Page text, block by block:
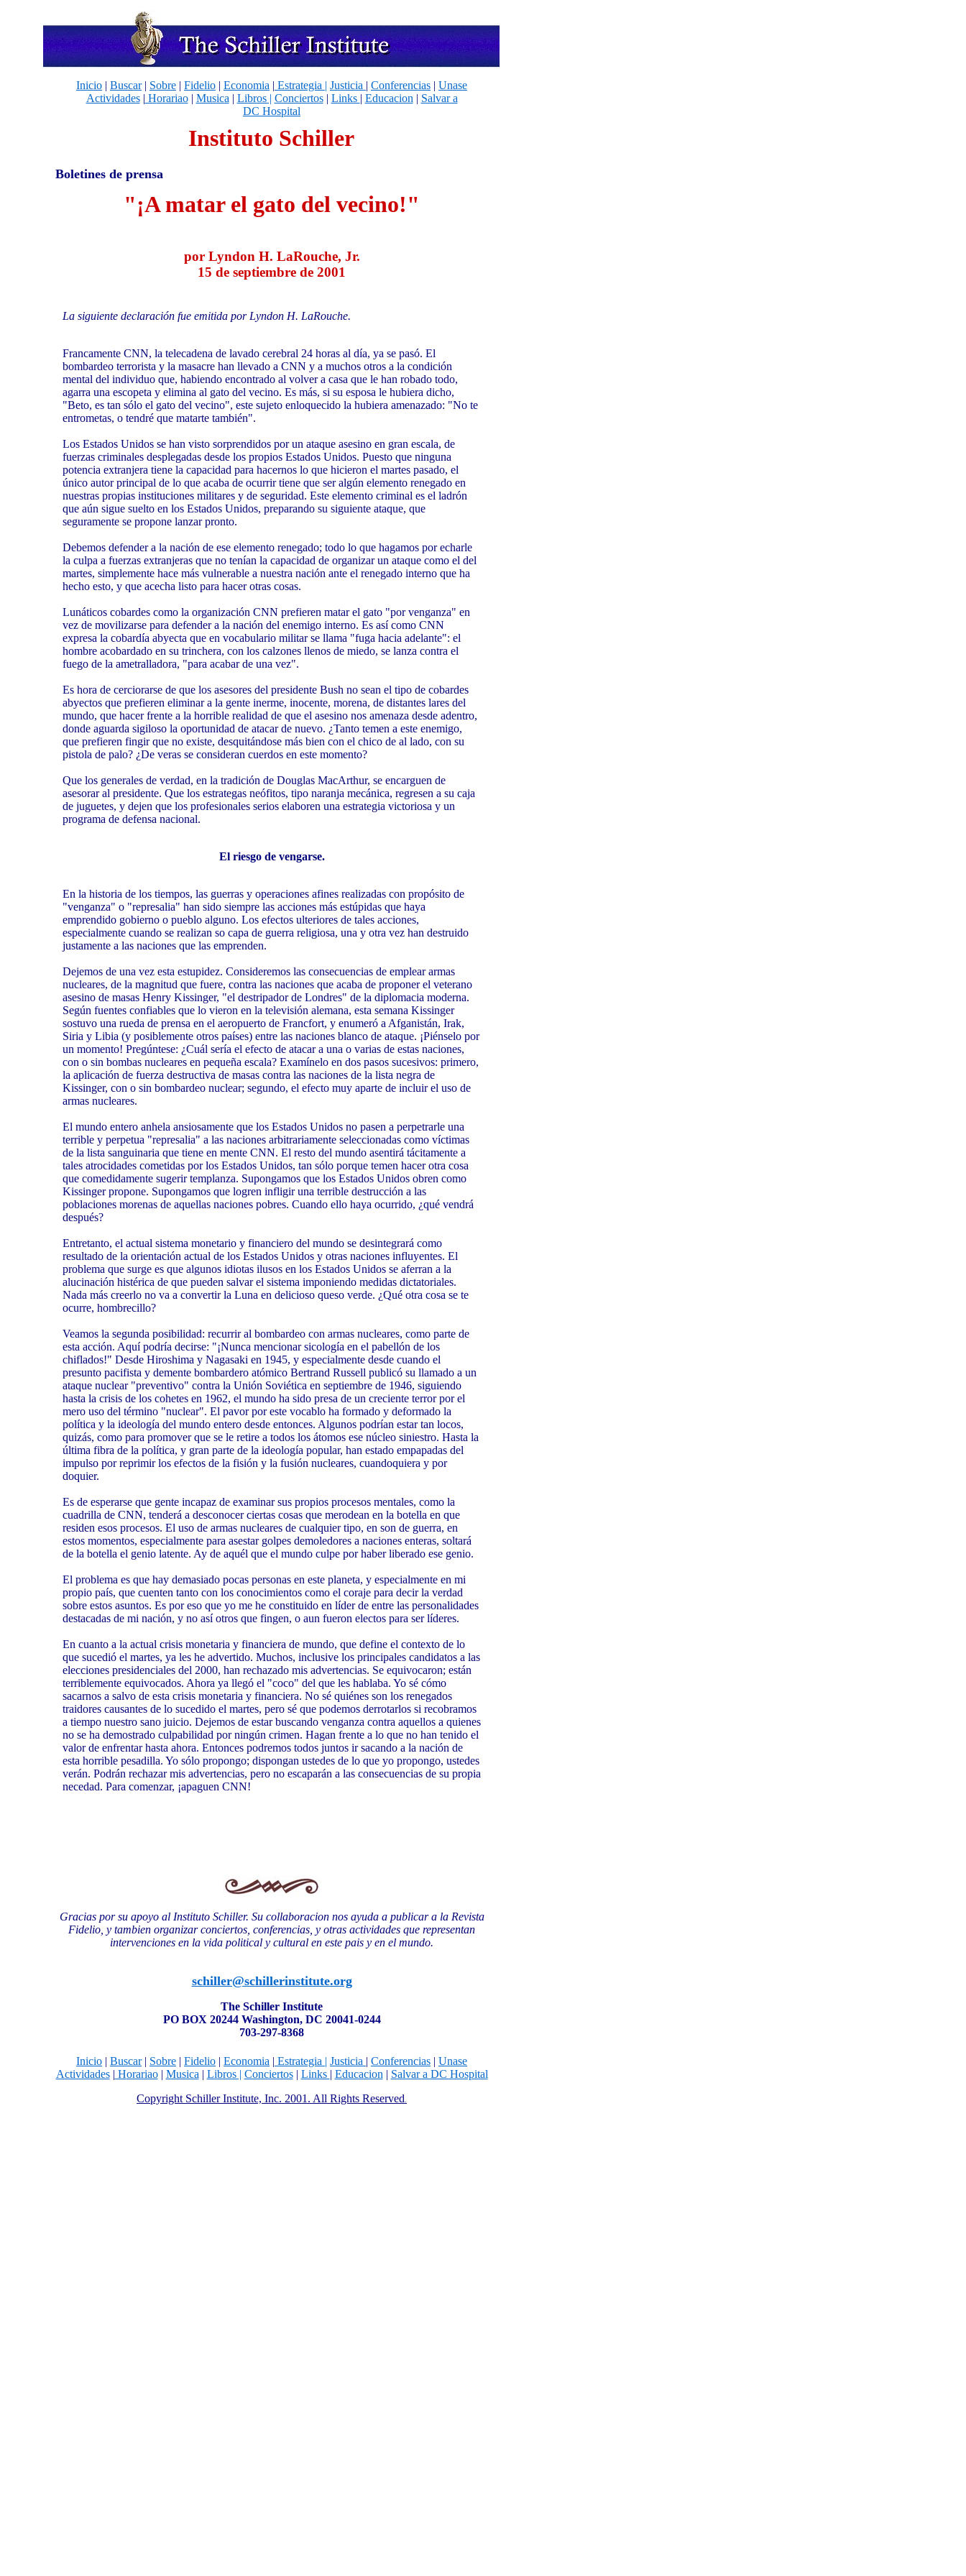
Inicio | Buscar| Sobre | Fidelio | Economia | Estrategia | Justicia | Conferencias | Unase
Actividades| Horariao| Musica | Libros | Conciertos| Links | Educacion | Salvar a
DC Hospital
Instituto Schiller
Boletines de prensa
"¡A matar el gato del vecino!"
por Lyndon H. LaRouche, Jr.
15 de septiembre de 2001
La siguiente declaración fue emitida por Lyndon H. LaRouche.
Francamente CNN, la telecadena de lavado cerebral 24 horas al día, ya se pasó. El
bombardeo terrorista y la masacre han llevado a CNN y a muchos otros a la condición
mental del individuo que, habiendo encontrado al volver a casa que le han robado todo,
agarra una escopeta y elimina al gato del vecino. Es más, si su esposa le hubiera dicho,
"Beto, es tan sólo el gato del vecino", este sujeto enloquecido la hubiera amenazado: "No te
entrometas, o tendré que matarte también".
Los Estados Unidos se han visto sorprendidos por un ataque asesino en gran escala, de
fuerzas criminales desplegadas desde los propios Estados Unidos. Puesto que ninguna
potencia extranjera tiene la capacidad para hacernos lo que hicieron el martes pasado, el
único autor principal de lo que acaba de ocurrir tiene que ser algún elemento renegado en
nuestras propias instituciones militares y de seguridad. Este elemento criminal es el ladrón
que aún sigue suelto en los Estados Unidos, preparando su siguiente ataque, que
seguramente se propone lanzar pronto.
Debemos defender a la nación de ese elemento renegado; todo lo que hagamos por echarle
la culpa a fuerzas extranjeras que no tenían la capacidad de organizar un ataque como el del
martes, simplemente hace más vulnerable a nuestra nación ante el renegado interno que ha
hecho esto, y que acecha listo para hacer otras cosas.
Lunáticos cobardes como la organización CNN prefieren matar el gato "por venganza" en
vez de movilizarse para defender a la nación del enemigo interno. Es así como CNN
expresa la cobardía abyecta que en vocabulario militar se llama "fuga hacia adelante": el
hombre acobardado en su trinchera, con los calzones llenos de miedo, se lanza contra el
fuego de la ametralladora, "para acabar de una vez".
Es hora de cerciorarse de que los asesores del presidente Bush no sean el tipo de cobardes
abyectos que prefieren eliminar a la gente inerme, inocente, morena, de distantes lares del
mundo, que hacer frente a la horrible realidad de que el asesino nos amenaza desde adentro,
donde aguarda sigiloso la oportunidad de atacar de nuevo. ¿Tanto temen a este enemigo,
que prefieren fingir que no existe, desquitándose más bien con el chico de al lado, con su
pistola de palo? ¿De veras se consideran cuerdos en este momento?
Que los generales de verdad, en la tradición de Douglas MacArthur, se encarguen de
asesorar al presidente. Que los estrategas neófitos, tipo naranja mecánica, regresen a su caja
de juguetes, y dejen que los profesionales serios elaboren una estrategia victoriosa y un
programa de defensa nacional.
El riesgo de vengarse.
En la historia de los tiempos, las guerras y operaciones afines realizadas con propósito de
"venganza" o "represalia" han sido siempre las acciones más estúpidas que haya
emprendido gobierno o pueblo alguno. Los efectos ulteriores de tales acciones,
especialmente cuando se realizan so capa de guerra religiosa, una y otra vez han destruido
justamente a las naciones que las emprenden.
Dejemos de una vez esta estupidez. Consideremos las consecuencias de emplear armas
nucleares, de la magnitud que fuere, contra las naciones que acaba de proponer el veterano
asesino de masas Henry Kissinger, "el destripador de Londres" de la diplomacia moderna.
Según fuentes confiables que lo vieron en la televisión alemana, esta semana Kissinger
sostuvo una rueda de prensa en el aeropuerto de Francfort, y enumeró a Afganistán, Irak,
Siria y Libia (y posiblemente otros países) entre las naciones blanco de ataque. ¡Piénselo por
un momento! Pregúntese: ¿Cuál sería el efecto de atacar a una o varias de estas naciones,
con o sin bombas nucleares en pequeña escala? Examínelo en dos pasos sucesivos: primero,
la aplicación de fuerza destructiva de masas contra las naciones de la lista negra de
Kissinger, con o sin bombardeo nuclear; segundo, el efecto muy aparte de incluir el uso de
armas nucleares.
El mundo entero anhela ansiosamente que los Estados Unidos no pasen a perpetrarle una
terrible y perpetua "represalia" a las naciones arbitrariamente seleccionadas como víctimas
de la lista sanguinaria que tiene en mente CNN. El resto del mundo asentirá tácitamente a
tales atrocidades cometidas por los Estados Unidos, tan sólo porque temen hacer otra cosa
que comedidamente sugerir templanza. Supongamos que los Estados Unidos obren como
Kissinger propone. Supongamos que logren infligir una terrible destrucción a las
poblaciones morenas de aquellas naciones pobres. Cuando ello haya ocurrido, ¿qué vendrá
después?
Entretanto, el actual sistema monetario y financiero del mundo se desintegrará como
resultado de la orientación actual de los Estados Unidos y otras naciones influyentes. El
problema que surge es que algunos idiotas ilusos en los Estados Unidos se aferran a la
alucinación histérica de que pueden salvar el sistema imponiendo medidas dictatoriales.
Nada más creerlo no va a convertir la Luna en delicioso queso verde. ¿Qué otra cosa se te
ocurre, hombrecillo?
Veamos la segunda posibilidad: recurrir al bombardeo con armas nucleares, como parte de
esta acción. Aquí podría decirse: "¡Nunca mencionar sicología en el pabellón de los
chiflados!" Desde Hiroshima y Nagasaki en 1945, y especialmente desde cuando el
presunto pacifista y demente bombardero atómico Bertrand Russell publicó su llamado a un
ataque nuclear "preventivo" contra la Unión Soviética en septiembre de 1946, siguiendo
hasta la crisis de los cohetes en 1962, el mundo ha sido presa de un creciente terror por el
mero uso del término "nuclear". El pavor por este vocablo ha formado y deformado la
política y la ideología del mundo entero desde entonces. Algunos podrían estar tan locos,
quizás, como para promover que se le retire a todos los átomos ese núcleo siniestro. Hasta la
última fibra de la política, y gran parte de la ideología popular, han estado empapadas del
impulso por reprimir los efectos de la fisión y la fusión nucleares, cuandoquiera y por
doquier.
Es de esperarse que gente incapaz de examinar sus propios procesos mentales, como la
cuadrilla de CNN, tenderá a desconocer ciertas cosas que merodean en la botella en que
residen esos procesos. El uso de armas nucleares de cualquier tipo, en son de guerra, en
estos momentos, especialmente para asestar golpes demoledores a naciones enteras, soltará
de la botella el genio latente. Ay de aquél que el mundo culpe por haber liberado ese genio.
El problema es que hay demasiado pocas personas en este planeta, y especialmente en mi
propio país, que cuenten tanto con los conocimientos como el coraje para decir la verdad
sobre estos asuntos. Es por eso que yo me he constituido en líder de entre las personalidades
destacadas de mi nación, y no así otros que fingen, o aun fueron electos para ser líderes.
En cuanto a la actual crisis monetaria y financiera de mundo, que define el contexto de lo
que sucedió el martes, ya les he advertido. Muchos, inclusive los principales candidatos a las
elecciones presidenciales del 2000, han rechazado mis advertencias. Se equivocaron; están
terriblemente equivocados. Ahora ya llegó el "coco" del que les hablaba. Yo sé cómo
sacarnos a salvo de esta crisis monetaria y financiera. No sé quiénes son los renegados
traidores causantes de lo sucedido el martes, pero sé que podemos derrotarlos si recobramos
a tiempo nuestro sano juicio. Dejemos de estar buscando venganza contra aquellos a quienes
no se ha demostrado culpabilidad por ningún crimen. Hagan frente a lo que no han tenido el
valor de enfrentar hasta ahora. Entonces podremos todos juntos ir sacando a la nación de
esta horrible pesadilla. Yo sólo propongo; dispongan ustedes de lo que yo propongo, ustedes
verán. Podrán rechazar mis advertencias, pero no escaparán a las consecuencias de su propia
necedad. Para comenzar, ¡apaguen CNN!
Gracias por su apoyo al Instituto Schiller. Su collaboracion nos ayuda a publicar a la Revista
Fidelio, y tambien organizar conciertos, conferencias, y otras actividades que representan
intervenciones en la vida political y cultural en este pais y en el mundo.
schiller@schillerinstitute.org
The Schiller Institute
PO BOX 20244 Washington, DC 20041-0244
703-297-8368
Inicio | Buscar| Sobre | Fidelio | Economia | Estrategia | Justicia | Conferencias | Unase
Actividades| Horariao| Musica | Libros | Conciertos| Links | Educacion | Salvar a DC Hospital
Copyright Schiller Institute, Inc. 2001. All Rights Reserved